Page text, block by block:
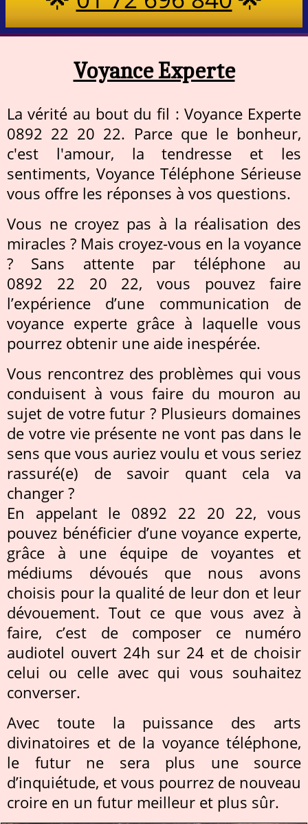
Voyance Experte
La vérité au bout du fil : Voyance Experte
0892 22 20 22. Parce que le bonheur,
c'est l'amour, la tendresse et les
sentiments, Voyance Téléphone Sérieuse
vous offre les réponses à vos questions.
Vous ne croyez pas à la réalisation des
miracles ? Mais croyez-vous en la voyance
? Sans attente par téléphone au
0892 22 20 22, vous pouvez faire
l’expérience d’une communication de
voyance experte grâce à laquelle vous
pourrez obtenir une aide inespérée.
Vous rencontrez des problèmes qui vous
conduisent à vous faire du mouron au
sujet de votre futur ? Plusieurs domaines
de votre vie présente ne vont pas dans le
sens que vous auriez voulu et vous seriez
rassuré(e) de savoir quant cela va
changer ?
En appelant le 0892 22 20 22, vous
pouvez bénéficier d’une voyance experte,
grâce à une équipe de voyantes et
médiums dévoués que nous avons
choisis pour la qualité de leur don et leur
dévouement. Tout ce que vous avez à
faire, c’est de composer ce numéro
audiotel ouvert 24h sur 24 et de choisir
celui ou celle avec qui vous souhaitez
converser.
Avec toute la puissance des arts
divinatoires et de la voyance téléphone,
le futur ne sera plus une source
d’inquiétude, et vous pourrez de nouveau
croire en un futur meilleur et plus sûr.